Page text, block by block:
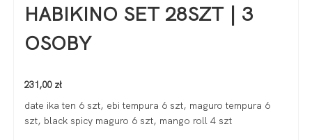
HABIKINO SET 28SZT | 3
OSOBY
231,00 zł
date ika ten 6 szt, ebi tempura 6 szt, maguro tempura 6
szt, black spicy maguro 6 szt, mango roll 4 szt